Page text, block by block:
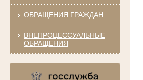
ОБРАЩЕНИЯ ГРАЖДАН
ВНЕПРОЦЕССУАЛЬНЫЕ
ОБРАЩЕНИЯ